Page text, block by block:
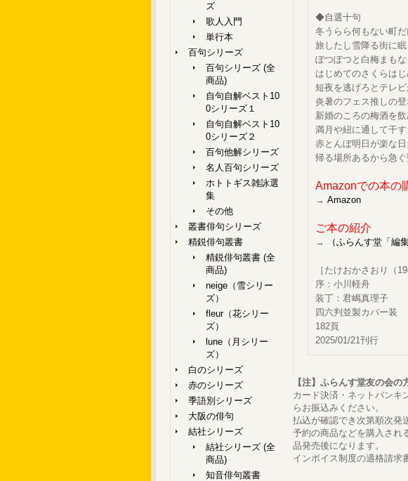
ズ
歌人入門
単行本
百句シリーズ
百句シリーズ (全
商品)
自句自解ベスト10
0シリーズ１
自句自解ベスト10
0シリーズ２
百句他解シリーズ
名人百句シリーズ
ホトトギス雑詠選
集
その他
叢書俳句シリーズ
精鋭俳句叢書
精鋭俳句叢書 (全
商品)
neige（雪シリー
ズ）
fleur（花シリー
ズ）
lune（月シリー
ズ）
白のシリーズ
赤のシリーズ
季語別シリーズ
大阪の俳句
結社シリーズ
結社シリーズ (全
商品)
知音俳句叢書
◆自選十句
冬うらら何もない町だ
旅したし雪降る街に眠
ぽつぽつと白梅まも
はじめてのさくらは
短夜を逃げろとテレ
炎暑のフェス推しの
新婚のころの梅酒を
満月や紐に通して干す
赤とんぼ明日が楽な
帰る場所あるから急
Amazonでの本の
→ Amazon
ご本の紹介
→ （ふらんす堂「編
［たけおかさおり（
序：小川軽舟
装丁：君嶋真理子
四六判並製カバー装
182頁
2025/01/21刊行
【注】ふらんす堂友の会の
カード決済・ネットバンキ
らお振込みください。
払込が確認でき次第順次発
予約の商品などを購入され
品発売後になります。
インボイス制度の適格請求